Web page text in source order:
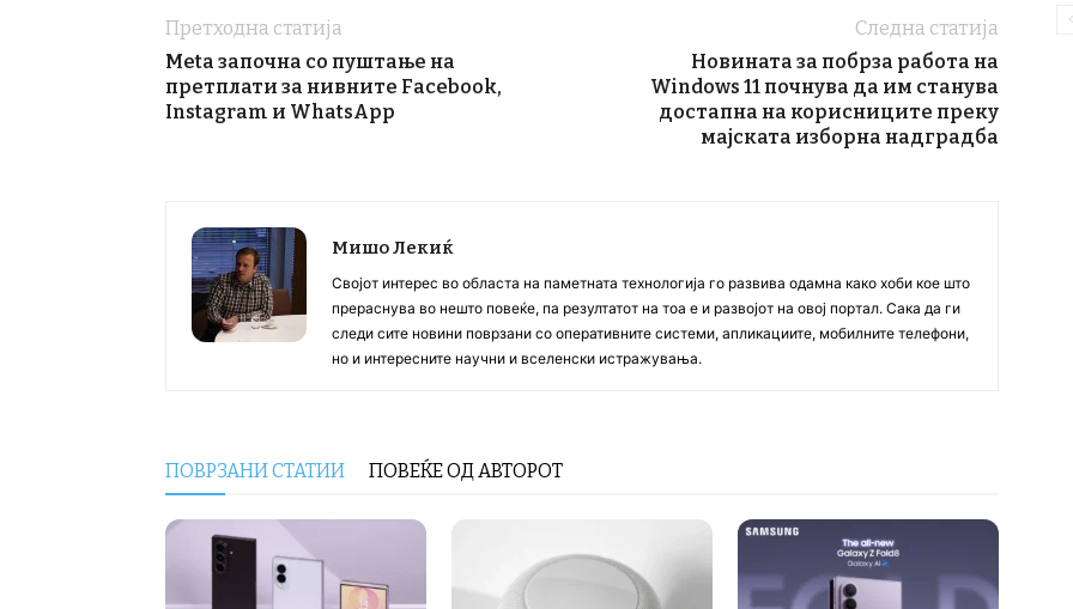
Претходна статија
Meta започна со пуштање на
претплати за нивните Facebook,
Instagram и WhatsApp
Следна статија
Новината за побрза работа на
Windows 11 почнува да им станува
достапна на корисниците преку
мајската изборна надградба
Мишо Лекиќ
Својот интерес во областа на паметната технологија го развива одамна како хоби кое што
прераснува во нешто повеќе, па резултатот на тоа е и развојот на овој портал. Сака да ги
следи сите новини поврзани со оперативните системи, апликациите, мобилните телефони,
но и интересните научни и вселенски истражувања.
ПОВРЗАНИ СТАТИИ ПОВЕЌЕ ОД АВТОРОТ